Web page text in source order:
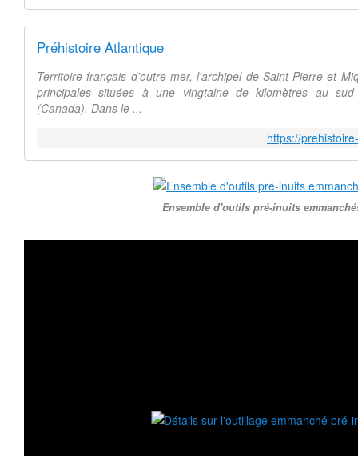
Préhistoire Atlantique
Territoire français d'outre-mer, l'archipel de Saint-Pierre et
principales situées à une vingtaine de kilomètres au
(Canada). Dans le ...
https://
Ensemble d'outils pré-inuits